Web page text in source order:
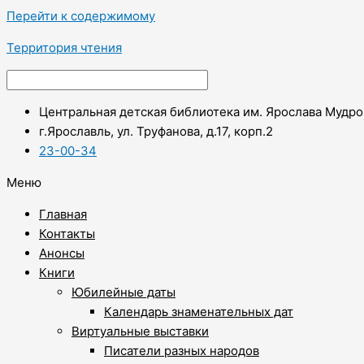
Перейти к содержимому
Территория чтения
Центральная детская библиотека им. Ярослава
г.Ярославль, ул. Труфанова, д.17, корп.2
23-00-34
Меню
Главная
Контакты
Анонсы
Книги
Юбилейные даты
Календарь знаменательных дат
Виртуальные выставки
Писатели разных народов